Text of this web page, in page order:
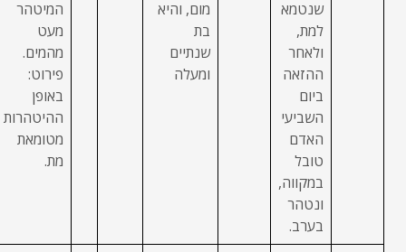
שנטמא
למת,
ולאחר
ההזאה
ביום
השביעי
האדם
טובל
במקווה,
ונטהר
בערב.
מום, והיא
בת
שנתיים
ומעלה
המיטהר
מעט
מהמים.
פירוט:
באופן
ההיטהרות
מטומאת
מת.